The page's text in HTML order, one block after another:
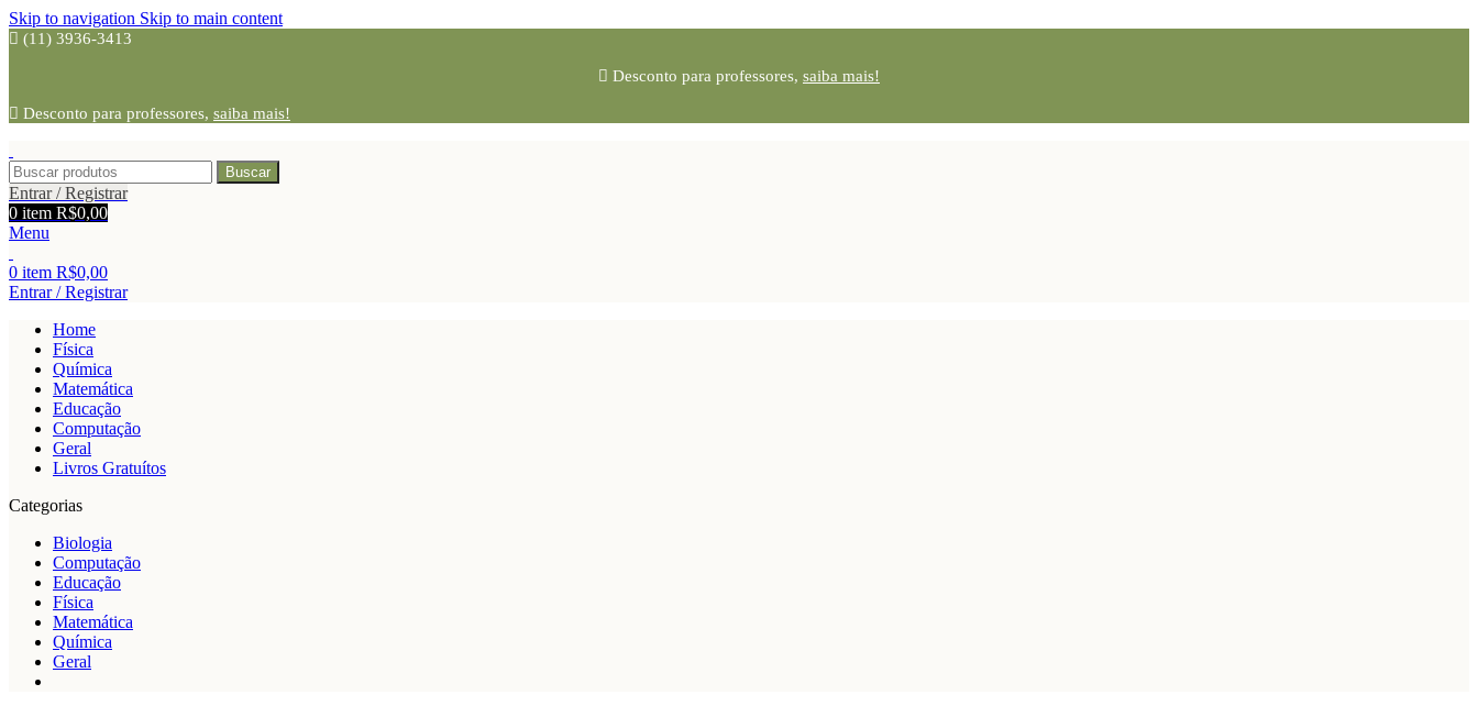
Skip to navigation Skip to main content
(11) 3936-3413
Desconto para professores, saiba mais!
Desconto para professores, saiba mais!
Buscar
Entrar / Registrar
0 item R$0,00
Menu
0 item R$0,00
Entrar / Registrar
Home
Física
Química
Matemática
Educação
Computação
Geral
Livros Gratuítos
Categorias
Biologia
Computação
Educação
Física
Matemática
Química
Geral